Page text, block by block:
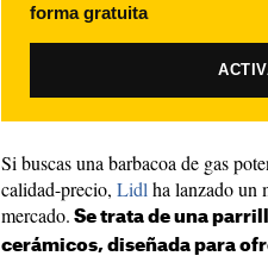
forma gratuita
Si buscas una barbacoa de gas
calidad-precio, Lidl ha lanzado un
mercado. Se trata de una
cerámicos, diseñada para